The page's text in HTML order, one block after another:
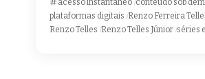
acesso instantâneo conteúdo sob
plataformas digitais Renzo Ferreira
Renzo Telles Renzo Telles Júnior séries